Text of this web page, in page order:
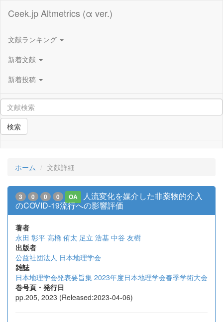
Ceek.jp Altmetrics (α ver.)
文献ランキング
新着文献
新着投稿
検索
ホーム 文献詳細
3 0 0 0 OA
人流変化を媒介した非薬物的介入
のCOVID-19流行への影響評価
著者
永田 彰平 高橋 侑太 足立 浩基 中谷 友樹
出版者
公益社団法人 日本地理学会
雑誌
日本地理学会発表要旨集 2023年度日本地理学会春季学術大会
巻号頁・発行日
pp.205, 2023 (Released:2023-04-06)